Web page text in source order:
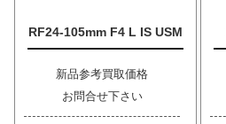
RF24-105mm F4 L IS USM
新品参考買取価格
お問合せ下さい